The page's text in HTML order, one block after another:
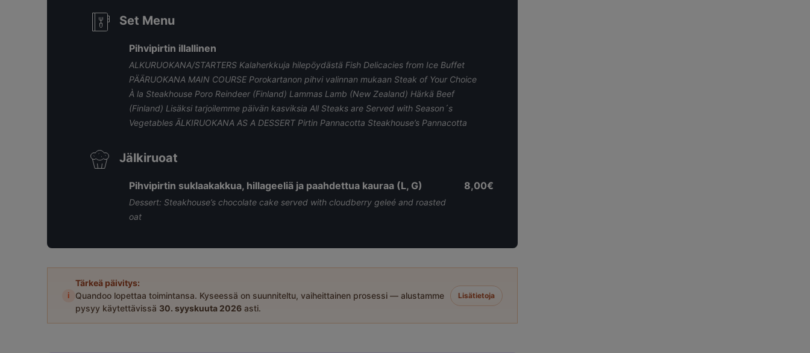
Set Menu
Pihvipirtin illallinen
ALKURUOKANA/STARTERS Kalaherkkuja hilepöydästä Fish Delicacies from Ice Buffet
PÄÄRUOKANA MAIN COURSE Porokartanon pihvi valinnan mukaan Steak of Your Choice
À la Steakhouse Poro Reindeer (Finland) Lammas Lamb (New Zealand) Härkä Beef
(Finland) Lisäksi tarjoilemme päivän kasviksia All Steaks are Served with Season´s
Vegetables ÄLKIRUOKANA AS A DESSERT Pirtin Pannacotta Steakhouse’s Pannacotta
Jälkiruoat
Pihvipirtin suklaakakkua, hillageeliä ja paahdettua kauraa (L, G)
Dessert: Steakhouse’s chocolate cake served with cloudberry geleé and roasted
oat
8,00€
i
Tärkeä päivitys:
Quandoo lopettaa toimintansa. Kyseessä on suunniteltu, vaiheittainen prosessi — alustamme
pysyy käytettävissä 30. syyskuuta 2026 asti.
Lisätietoja